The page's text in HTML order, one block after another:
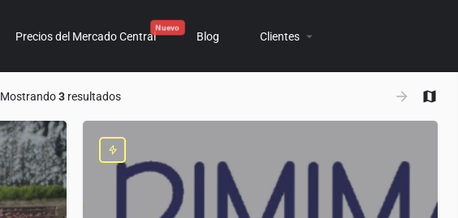
Precios del Mercado Central Blog Clientes
Mostrando3 resultados
+
−